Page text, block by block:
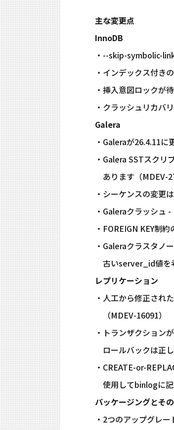
主な変更点
InnoDB
・--skip-symbolic-
・インデックス付き
・挿入意図ロックが
・クラッシュリカバ
Galera
・Galeraが26.4.11に
・Galera SSTスク
あります（MDEV-
・シーケンスの変更
・Galeraクラッシュ
・FOREIGN KEY制
・Galeraクラスタ
古いserver_id値を
レプリケーション
・人工から修正され
（MDEV-16091）
・トランザクション
ロールバックは正
・CREATE-or-
使用してbinlogに記
パッケージングとそ
・2つのアップグレ